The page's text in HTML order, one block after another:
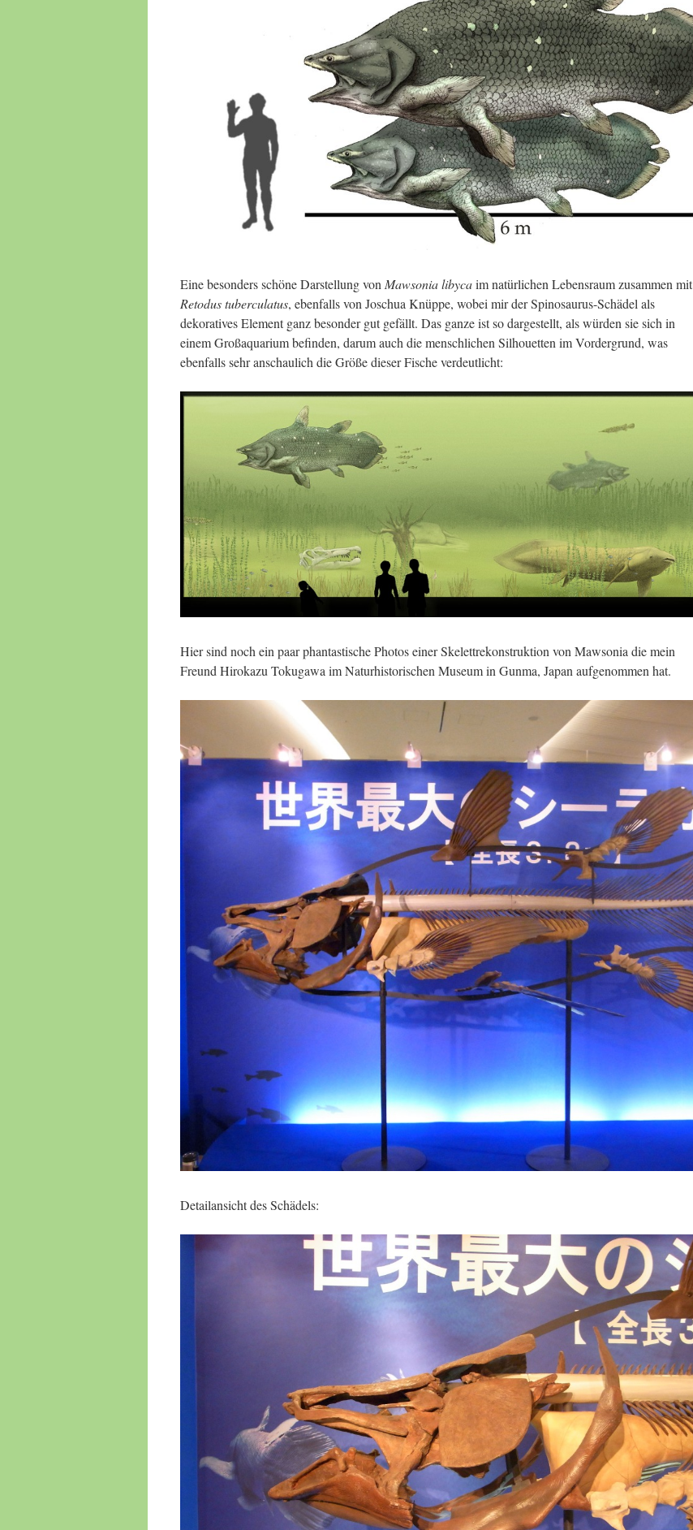
Eine besonders schöne Darstellung von Mawsonia libycaim natürlichen Lebensraum zusammen mit
Retodus tuberculatus, ebenfalls von Joschua Knüppe, wobei mir der Spinosaurus-Schädel als
dekoratives Element ganz besonder gut gefällt. Das ganze ist so dargestellt, als würden sie sich in
einem Großaquarium befinden, darum auch die menschlichen Silhouetten im Vordergrund, was
ebenfalls sehr anschaulich die Größe dieser Fische verdeutlicht:
Hier sind noch ein paar phantastische Photos einer Skelettrekonstruktion von Mawsonia die mein
Freund Hirokazu Tokugawa im Naturhistorischen Museum in Gunma, Japan aufgenommen hat.
Detailansicht des Schädels: